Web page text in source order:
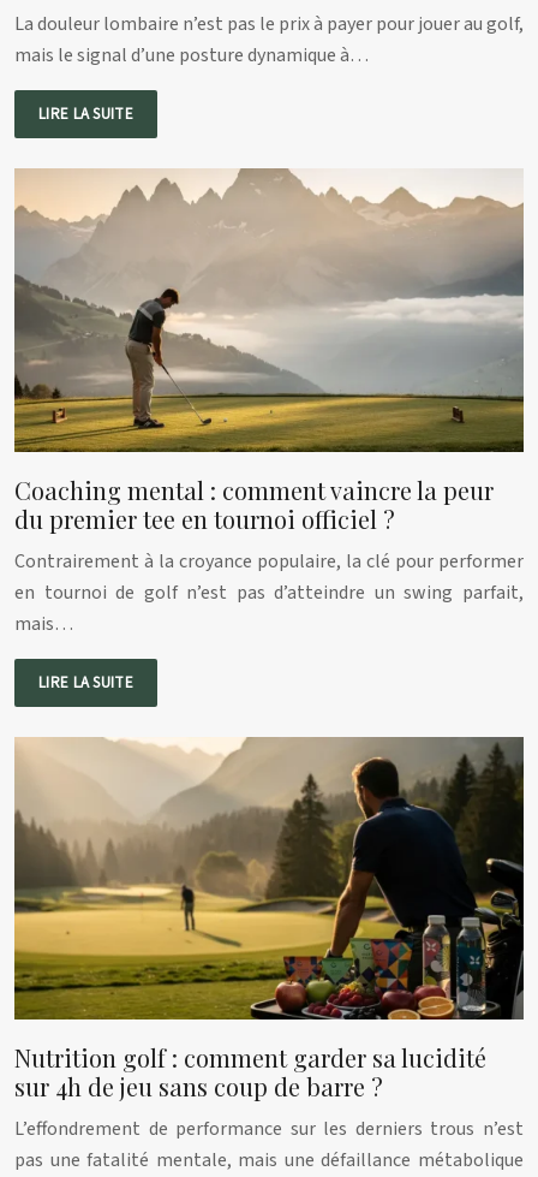
La douleur lombaire n’est pas le prix à payer pour jouer au golf,
mais le signal d’une posture dynamique à…
LIRE LA SUITE
Coaching mental : comment vaincre la peur
du premier tee en tournoi officiel ?
Contrairement à la croyance populaire, la clé pour performer
en tournoi de golf n’est pas d’atteindre un swing parfait,
mais…
LIRE LA SUITE
Nutrition golf : comment garder sa lucidité
sur 4h de jeu sans coup de barre ?
L’effondrement de performance sur les derniers trous n’est
pas une fatalité mentale, mais une défaillance métabolique